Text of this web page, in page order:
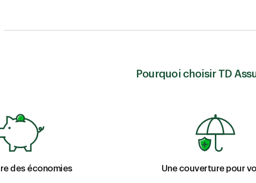
Pourquoi choisir TD
des économies Une couverture pour